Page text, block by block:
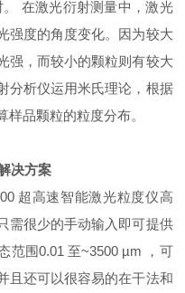
在激光衍射测量中，激光
强度的角度变化。因为较大
强，而较小的颗粒则有较大
分析仪运用米氏理论，根据
品颗粒的粒度分布。
决方案
超高速智能激光粒度仪高
需很少的手动输入即可提供
范围0.01 至~3500 µm ，可
且还可以很容易的在干法和